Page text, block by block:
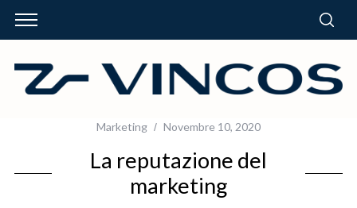
Marketing Novembre 10, 2020
La reputazione del
marketing